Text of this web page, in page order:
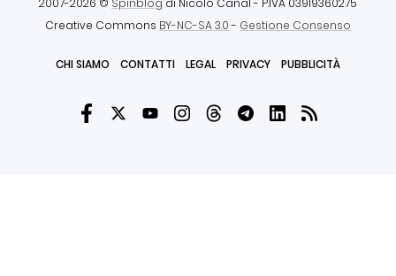
Creative Commons BY-NC-SA 3.0- Gestione Consenso
CHI SIAMO CONTATTI LEGAL PRIVACY PUBBLICITÀ